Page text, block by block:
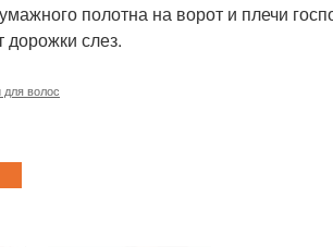
полотна на ворот и плечи
слез.
для волос